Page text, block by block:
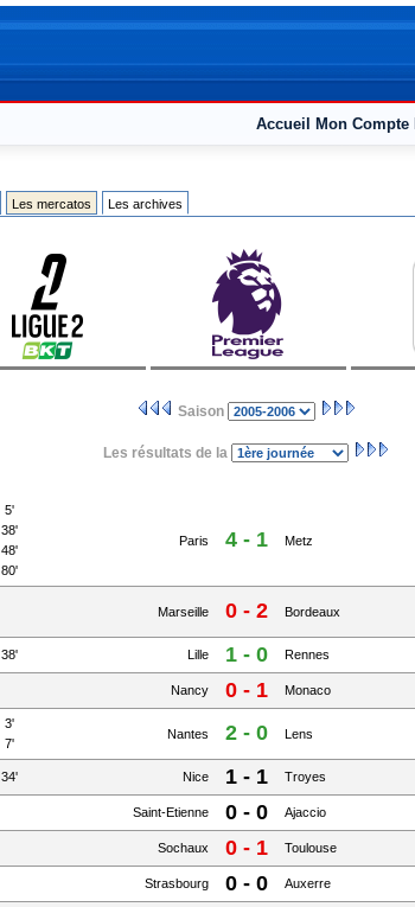
Accueil Mon Compte
Les mercatos Les archives
Saison
Les résultats de la
5'
38'
48'
80'
Paris 4 - 1 Metz
Marseille 0 - 2 Bordeaux
38' Lille 1 - 0 Rennes
Nancy 0 - 1 Monaco
3'
7'
Nantes 2 - 0 Lens
34' Nice 1 - 1 Troyes
Saint-Etienne 0 - 0 Ajaccio
Sochaux 0 - 1 Toulouse
Strasbourg 0 - 0 Auxerre